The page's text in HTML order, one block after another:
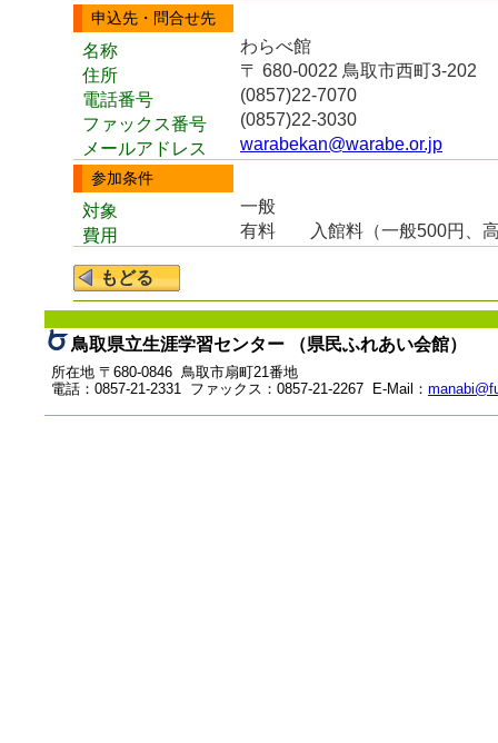
申込先・問合せ先
名称
わらべ館
住所
〒 680-0022 鳥取市西町3-202
電話番号
(0857)22-7070
ファックス番号
(0857)22-3030
メールアドレス
warabekan@warabe.or.jp
参加条件
対象
一般
費用
有料 入館料（一般500円、
鳥取県立生涯学習センター （県民ふれあい会館）
所在地 〒680-0846 鳥取市扇町21番地
電話：0857-21-2331 ファックス：0857-21-2267 E-Mail：